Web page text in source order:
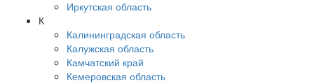
Иркутская область
К
Калининградская область
Калужская область
Камчатский край
Кемеровская область